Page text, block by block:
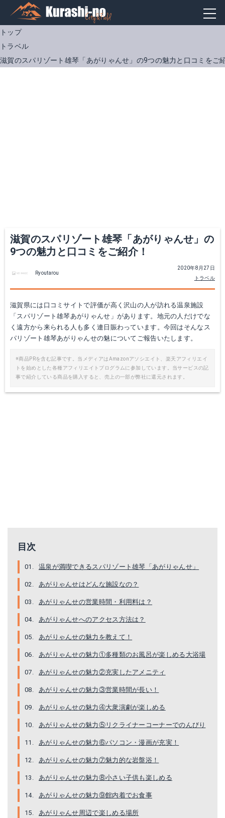
トップ
トラベル
滋賀のスパリゾート雄琴「あがりゃんせ」の9つの魅力と口コミをご
滋賀のスパリゾート雄琴「あがりゃんせ」の
9つの魅力と口コミをご紹介！
2020年8月27日
トラベル
Ryoutarou
滋賀県には口コミサイトで評価が高く沢山の人が訪れる温泉施設
「スパリゾート雄琴あがりゃんせ」があります。地元の人だけでな
く遠方から来られる人も多く連日賑わっています。今回はそんなス
パリゾート雄琴あがりゃんせの魅についてご報告いたします。
※商品PRを含む記事です。当メディアはAmazonアソシエイト、楽天アフィリエイ
トを始めとした各種アフィリエイトプログラムに参加しています。当サービスの記
事で紹介している商品を購入すると、売上の一部が弊社に還元されます。
目次
温泉が満喫できるスパリゾート雄琴「あがりゃんせ」
あがりゃんせはどんな施設なの？
あがりゃんせの営業時間・利用料は？
あがりゃんせへのアクセス方法は？
あがりゃんせの魅力を教えて！
あがりゃんせの魅力①多種類のお風呂が楽しめる大浴場
あがりゃんせの魅力②充実したアメニティ
あがりゃんせの魅力③営業時間が長い！
あがりゃんせの魅力④大衆演劇が楽しめる
あがりゃんせの魅力⑤リクライナーコーナーでのんびり
あがりゃんせの魅力⑥パソコン・漫画が充実！
あがりゃんせの魅力⑦魅力的な岩盤浴！
あがりゃんせの魅力⑧小さい子供も楽しめる
あがりゃんせの魅力⑨館内着でお食事
あがりゃんせ周辺で楽しめる場所